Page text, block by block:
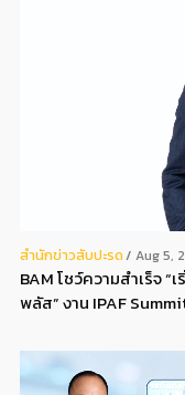
สํานักข่าวสับปะรด Aug 5,
BAM โชว์ความสำเร็จ “
พลัส” งาน IPAF